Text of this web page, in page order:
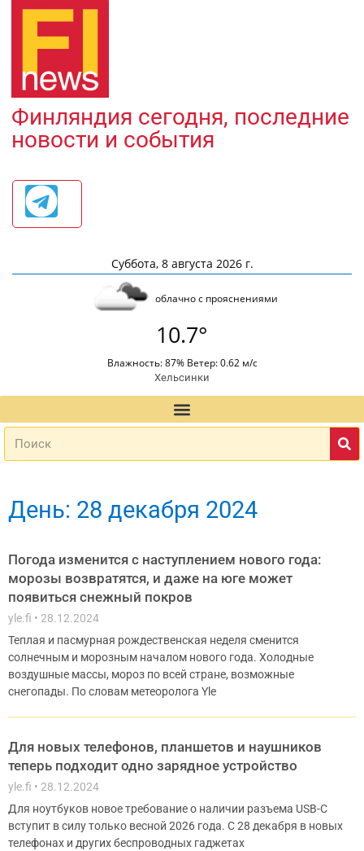
Финляндия сегодня, последние
новости и события
Суббота, 8 августа 2026 г.
облачно с прояснениями
10.7°
Влажность: 87% Ветер: 0.62 м/с
Хельсинки
День: 28 декабря 2024
Погода изменится с наступлением нового года:
морозы возвратятся, и даже на юге может
появиться снежный покров
yle.fi
28.12.2024
Теплая и пасмурная рождественская неделя сменится
солнечным и морозным началом нового года. Холодные
воздушные массы, мороз по всей стране, возможные
снегопады. По словам метеоролога Yle
Для новых телефонов, планшетов и наушников
теперь подходит одно зарядное устройство
yle.fi
28.12.2024
Для ноутбуков новое требование о наличии разъема USB-C
вступит в силу только весной 2026 года. С 28 декабря в новых
телефонах и других беспроводных гаджетах